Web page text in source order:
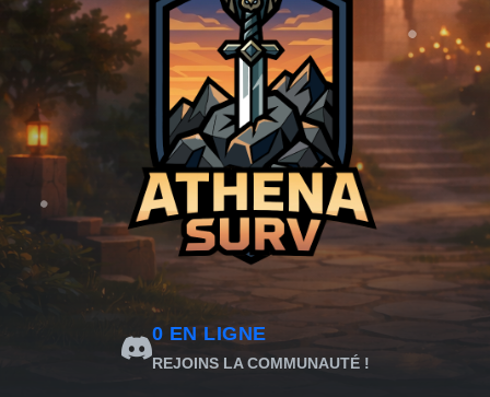
0 EN LIGNE
REJOINS LA COMMUNAUTÉ !